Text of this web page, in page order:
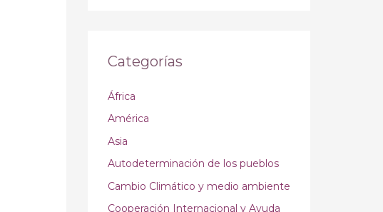
Categorías
África
América
Asia
Autodeterminación de los pueblos
Cambio Climático y medio ambiente
Cooperación Internacional y Ayuda